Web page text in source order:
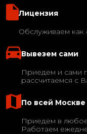
Лицензия
Обслуживаем как
Вывезем сами
Приедем и сами
рассчитаемся с
По всей
Приедем в
Работаем